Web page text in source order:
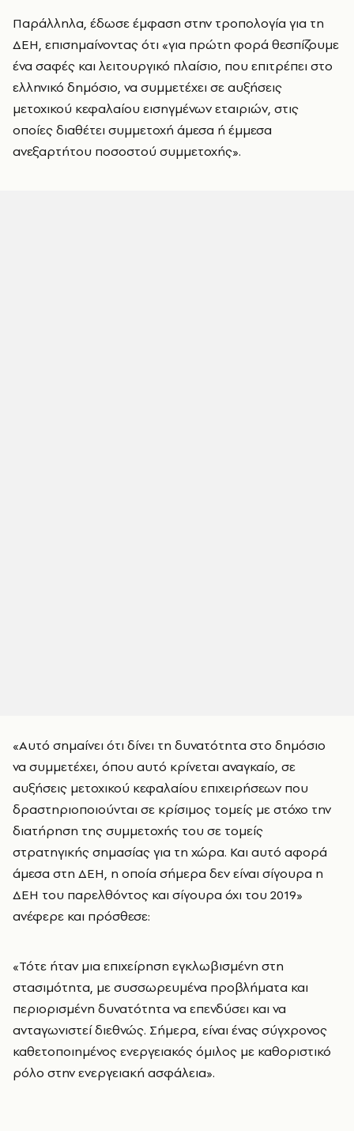
Παράλληλα, έδωσε έμφαση στην τροπολογία για τη
ΔΕΗ, επισημαίνοντας ότι «για πρώτη φορά θεσπίζουμε
ένα σαφές και λειτουργικό πλαίσιο, που επιτρέπει στο
ελληνικό δημόσιο, να συμμετέχει σε αυξήσεις
μετοχικού κεφαλαίου εισηγμένων εταιριών, στις
οποίες διαθέτει συμμετοχή άμεσα ή έμμεσα
ανεξαρτήτου ποσοστού συμμετοχής».
«Αυτό σημαίνει ότι δίνει τη δυνατότητα στο δημόσιο
να συμμετέχει, όπου αυτό κρίνεται αναγκαίο, σε
αυξήσεις μετοχικού κεφαλαίου επιχειρήσεων που
δραστηριοποιούνται σε κρίσιμος τομείς με στόχο την
διατήρηση της συμμετοχής του σε τομείς
στρατηγικής σημασίας για τη χώρα. Και αυτό αφορά
άμεσα στη ΔΕΗ, η οποία σήμερα δεν είναι σίγουρα η
ΔΕΗ του παρελθόντος και σίγουρα όχι του 2019»
ανέφερε και πρόσθεσε:
«Τότε ήταν μια επιχείρηση εγκλωβισμένη στη
στασιμότητα, με συσσωρευμένα προβλήματα και
περιορισμένη δυνατότητα να επενδύσει και να
ανταγωνιστεί διεθνώς. Σήμερα, είναι ένας σύγχρονος
καθετοποιημένος ενεργειακός όμιλος με καθοριστικό
ρόλο στην ενεργειακή ασφάλεια».